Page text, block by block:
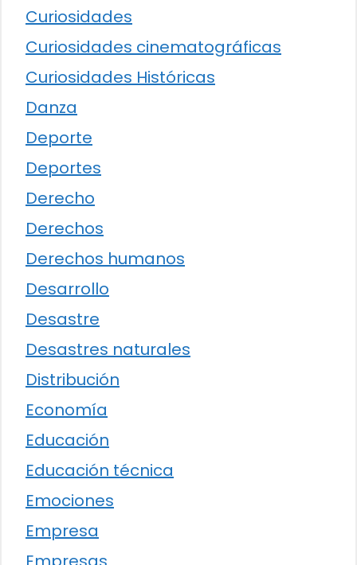
Curiosidades
Curiosidades cinematográficas
Curiosidades Históricas
Danza
Deporte
Deportes
Derecho
Derechos
Derechos humanos
Desarrollo
Desastre
Desastres naturales
Distribución
Economía
Educación
Educación técnica
Emociones
Empresa